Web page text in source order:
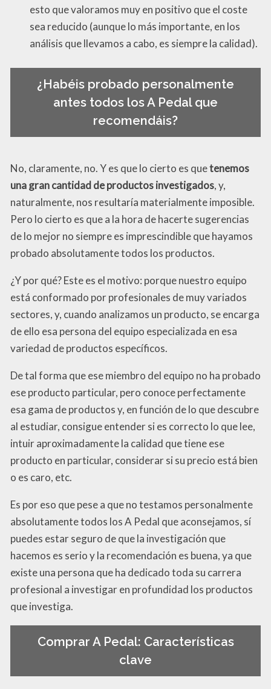
esto que valoramos muy en positivo que el coste
sea reducido (aunque lo más importante, en los
análisis que llevamos a cabo, es siempre la calidad).
¿Habéis probado personalmente
antes todos los A Pedal que
recomendáis?
No, claramente, no. Y es que lo cierto es quetenemos
una gran cantidad de productos investigados, y,
naturalmente, nos resultaría materialmente imposible.
Pero lo cierto es que a la hora de hacerte sugerencias
de lo mejor no siempre es imprescindible que hayamos
probado absolutamente todos los productos.
¿Y por qué? Este es el motivo: porque nuestro equipo
está conformado por profesionales de muy variados
sectores, y, cuando analizamos un producto, se encarga
de ello esa persona del equipo especializada en esa
variedad de productos específicos.
De tal forma que ese miembro del equipo no ha probado
ese producto particular, pero conoce perfectamente
esa gama de productos y, en función de lo que descubre
al estudiar, consigue entender si es correcto lo que lee,
intuir aproximadamente la calidad que tiene ese
producto en particular, considerar si su precio está bien
o es caro, etc.
Es por eso que pese a que no testamos personalmente
absolutamente todos los A Pedal que aconsejamos, sí
puedes estar seguro de que la investigación que
hacemos es serio y la recomendación es buena, ya que
existe una persona que ha dedicado toda su carrera
profesional a investigar en profundidad los productos
que investiga.
Comprar A Pedal: Características
clave